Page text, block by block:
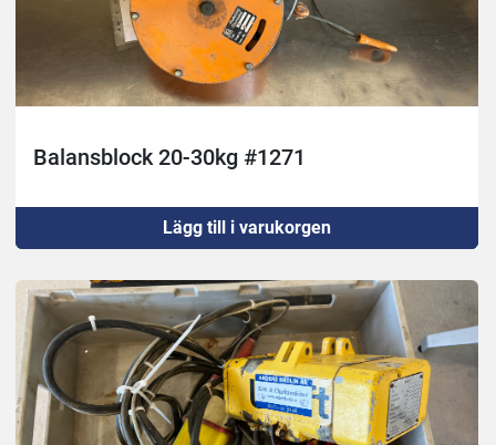
Balansblock 20-30kg #1271
Lägg till i varukorgen